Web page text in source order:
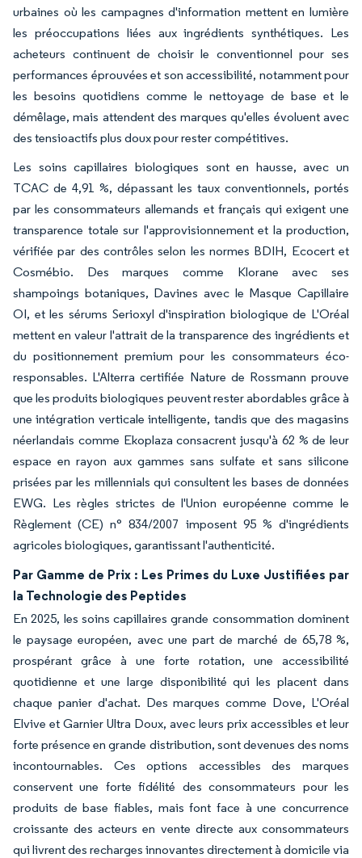
urbaines où les campagnes d'information mettent en lumière
les préoccupations liées aux ingrédients synthétiques. Les
acheteurs continuent de choisir le conventionnel pour ses
performances éprouvées et son accessibilité, notamment pour
les besoins quotidiens comme le nettoyage de base et le
démêlage, mais attendent des marques qu'elles évoluent avec
des tensioactifs plus doux pour rester compétitives.
Les soins capillaires biologiques sont en hausse, avec un
TCAC de 4,91 %, dépassant les taux conventionnels, portés
par les consommateurs allemands et français qui exigent une
transparence totale sur l'approvisionnement et la production,
vérifiée par des contrôles selon les normes BDIH, Ecocert et
Cosmébio. Des marques comme Klorane avec ses
shampoings botaniques, Davines avec le Masque Capillaire
OI, et les sérums Serioxyl d'inspiration biologique de L'Oréal
mettent en valeur l'attrait de la transparence des ingrédients et
du positionnement premium pour les consommateurs éco-
responsables. L'Alterra certifiée Nature de Rossmann prouve
que les produits biologiques peuvent rester abordables grâce à
une intégration verticale intelligente, tandis que des magasins
néerlandais comme Ekoplaza consacrent jusqu'à 62 % de leur
espace en rayon aux gammes sans sulfate et sans silicone
prisées par les millennials qui consultent les bases de données
EWG. Les règles strictes de l'Union européenne comme le
Règlement (CE) n° 834/2007 imposent 95 % d'ingrédients
agricoles biologiques, garantissant l'authenticité.
Par Gamme de Prix : Les Primes du Luxe Justifiées par
la Technologie des Peptides
En 2025, les soins capillaires grande consommation dominent
le paysage européen, avec une part de marché de 65,78 %,
prospérant grâce à une forte rotation, une accessibilité
quotidienne et une large disponibilité qui les placent dans
chaque panier d'achat. Des marques comme Dove, L'Oréal
Elvive et Garnier Ultra Doux, avec leurs prix accessibles et leur
forte présence en grande distribution, sont devenues des noms
incontournables. Ces options accessibles des marques
conservent une forte fidélité des consommateurs pour les
produits de base fiables, mais font face à une concurrence
croissante des acteurs en vente directe aux consommateurs
qui livrent des recharges innovantes directement à domicile via